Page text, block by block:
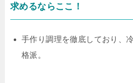
求めるならここ！
手作り調理を徹底しており、
格派。